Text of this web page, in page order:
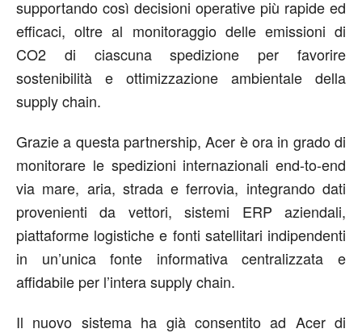
supportando così decisioni operative più rapide ed
efficaci, oltre al monitoraggio delle emissioni di
CO2 di ciascuna spedizione per favorire
sostenibilità e ottimizzazione ambientale della
supply chain.
Grazie a questa partnership, Acer è ora in grado di
monitorare le spedizioni internazionali end-to-end
via mare, aria, strada e ferrovia, integrando dati
provenienti da vettori, sistemi ERP aziendali,
piattaforme logistiche e fonti satellitari indipendenti
in un’unica fonte informativa centralizzata e
affidabile per l’intera supply chain.
Il nuovo sistema ha già consentito ad Acer di